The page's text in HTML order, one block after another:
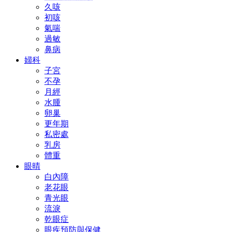
久咳
初咳
氣喘
過敏
鼻病
婦科
子宮
不孕
月經
水腫
卵巢
更年期
私密處
乳房
體重
眼晴
白內障
老花眼
青光眼
流淚
乾眼症
眼疾預防與保健